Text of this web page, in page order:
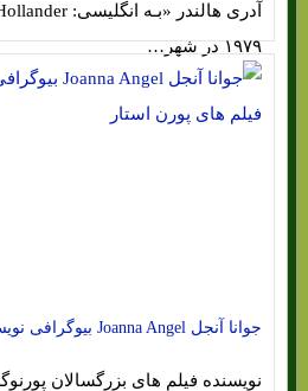
۱۹۷۹ در شهر…
جوانا آنجل Joanna Angel‎ بیوگرافی نویسنده فیلم های پورن استار
نویسنده فیلم های بزرگسالان